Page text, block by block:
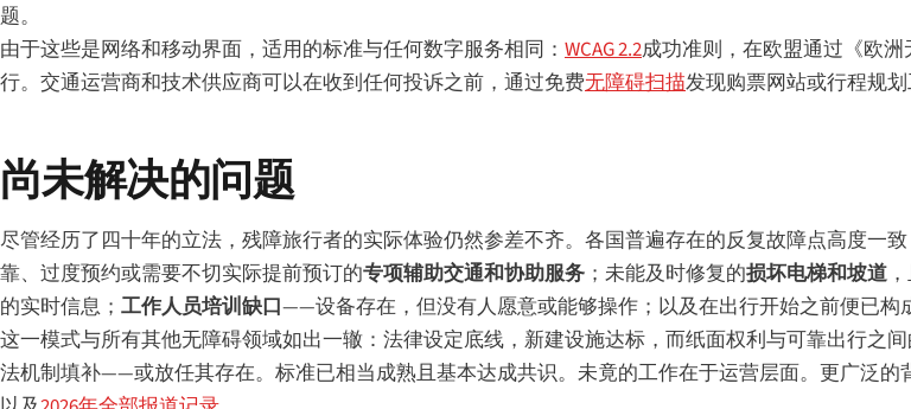
题。
由于这些是网络和移动界面，适用的标准与任何数字服务相同： WCAG 2.2成功准则，在欧盟通过《欧
行。交通运营商和技术供应商可以在收到任何投诉之前，通过免费无障碍扫描发现购票网站或行程规划
尚未解决的问题
尽管经历了四十年的立法，残障旅行者的实际体验仍然参差不齐。各国普遍存在的反复故障点高度一
靠、过度预约或需要不切实际提前预订的专项辅助交通和协助服务 ；未能及时修复的损坏电梯和坡道
的实时信息； 工作人员培训缺口——设备存在，但没有人愿意或能够操作；以及在出行开始之前便已构
这一模式与所有其他无障碍领域如出一辙：法律设定底线，新建设施达标，而纸面权利与可靠出行之
法机制填补——或放任其存在。标准已相当成熟且基本达成共识。未竟的工作在于运营层面。更广泛的